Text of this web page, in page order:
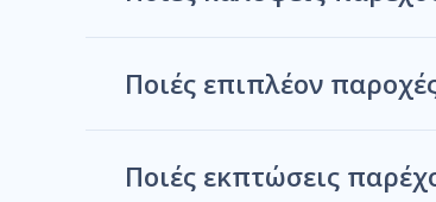
Ποιές επιπλέον
Ποιές εκπτώσεις